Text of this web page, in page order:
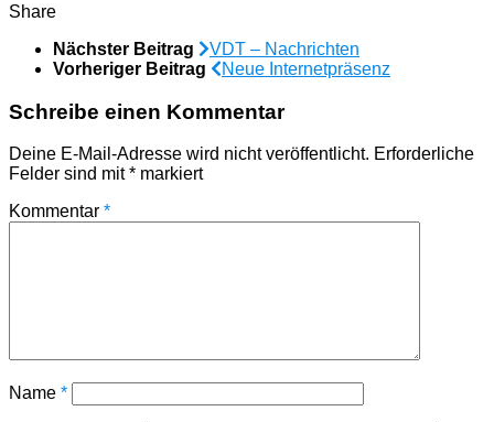
Share
Nächster Beitrag
VDT – Nachrichten
Vorheriger Beitrag
Neue Internetpräsenz
Schreibe einen Kommentar
Deine E-Mail-Adresse wird nicht veröffentlicht. Erforderliche
Felder sind mit* markiert
Kommentar *
Name *